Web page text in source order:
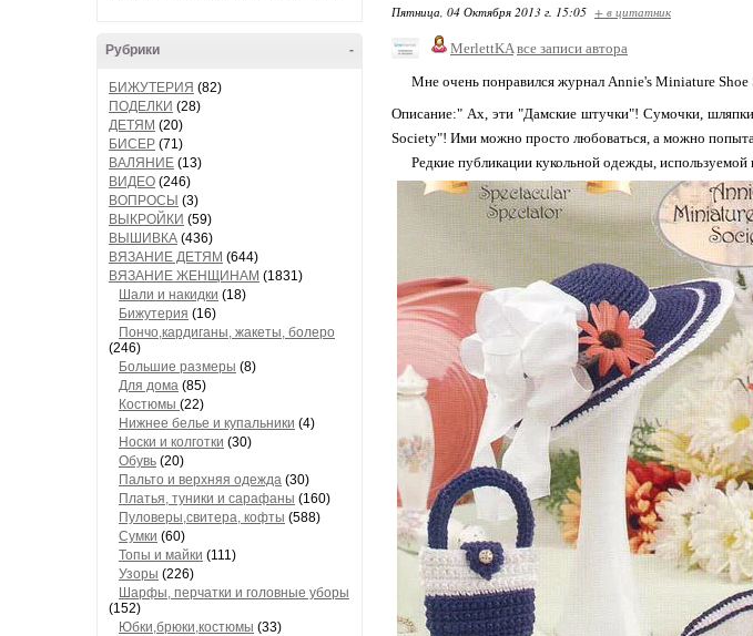
-
Рубрики
БИЖУТЕРИЯ (82)
ПОДЕЛКИ (28)
ДЕТЯМ (20)
БИСЕР (71)
ВАЛЯНИЕ (13)
ВИДЕО (246)
ВОПРОСЫ (3)
ВЫКРОЙКИ (59)
ВЫШИВКА (436)
ВЯЗАНИЕ ДЕТЯМ (644)
ВЯЗАНИЕ ЖЕНЩИНАМ (1831)
Шали и накидки (18)
Бижутерия (16)
Пончо,кардиганы, жакеты, болеро
(246)
Большие размеры (8)
Для дома (85)
Костюмы (22)
Нижнее белье и купальники (4)
Носки и колготки (30)
Обувь (20)
Пальто и верхняя одежда (30)
Платья, туники и сарафаны (160)
Пуловеры,свитера, кофты (588)
Сумки (60)
Топы и майки (111)
Узоры (226)
Шарфы, перчатки и головные уборы
(152)
Юбки,брюки,костюмы (33)
Пятница, 04 Октября 2013 г. 15:05 + в цитатник
MerlettKA все записи автора
Мне очень понравился журнал Annie's Miniature Shoe
Описание:" Ах, эти "Дамские штучки"! Сумочки,
Society"! Ими можно просто любоваться, а можно
Редкие публикации кукольной одежды, используемой